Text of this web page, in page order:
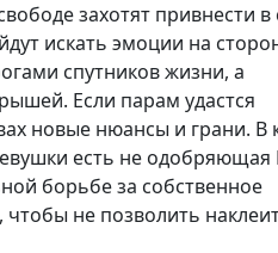
захотят привнести
искать эмоции на
спутников жизни, а
Если парам удастся
новые нюансы и грани. В
есть не одобряющая
борьбе за собственное
не позволить